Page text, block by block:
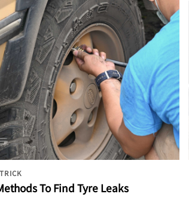
To Find Tyre Leaks